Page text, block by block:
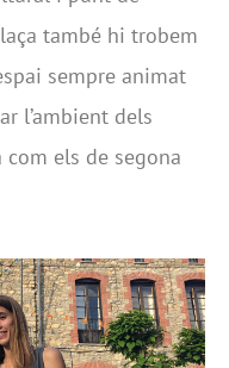
també hi trobem
sempre animat
l’ambient dels
com els de segona